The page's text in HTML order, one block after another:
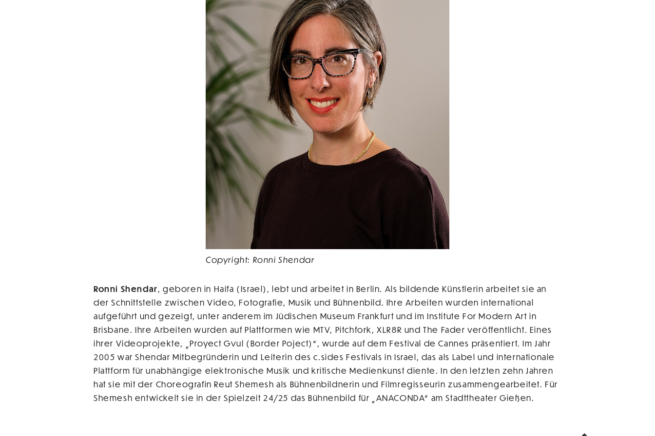
Copyright: Ronni Shendar
Ronni Shendar, geboren in Haifa (Israel), lebt und arbeitet in Berlin. Als bildende Künstlerin arbeitet sie an
der Schnittstelle zwischen Video, Fotografie, Musik und Bühnenbild. Ihre Arbeiten wurden international
aufgeführt und gezeigt, unter anderem im Jüdischen Museum Frankfurt und im Institute For Modern Art in
Brisbane. Ihre Arbeiten wurden auf Plattformen wie MTV, Pitchfork, XLR8R und The Fader veröffentlicht. Eines
ihrer Videoprojekte, „Proyect Gvul (Border Poject)“, wurde auf dem Festival de Cannes präsentiert. Im Jahr
2005 war Shendar Mitbegründerin und Leiterin des c.sides Festivals in Israel, das als Label und internationale
Plattform für unabhängige elektronische Musik und kritische Medienkunst diente. In den letzten zehn Jahren
hat sie mit der Choreografin Reut Shemesh als Bühnenbildnerin und Filmregisseurin zusammengearbeitet. Für
Shemesh entwickelt sie in der Spielzeit 24/25 das Bühnenbild für „ANACONDA“ am Stadttheater Gießen.